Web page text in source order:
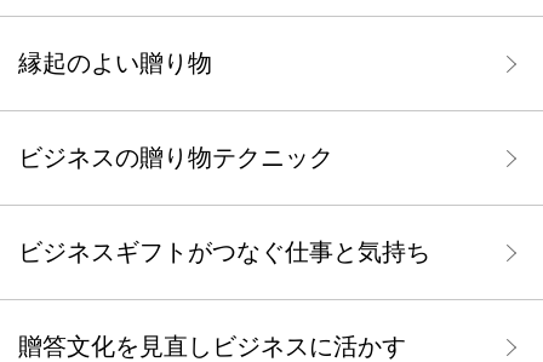
縁起のよい贈り物
ビジネスの贈り物テクニック
ビジネスギフトがつなぐ仕事と気持ち
贈答文化を見直しビジネスに活かす